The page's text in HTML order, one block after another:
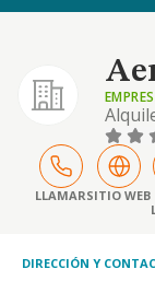
LLAMARSITIO WEB
DIRECCIÓN Y